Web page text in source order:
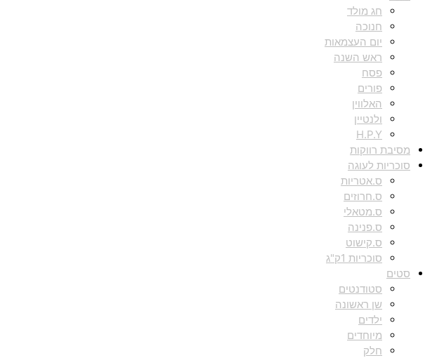
חג מולד
חנוכה
יום העצמאות
ראש השנה
פסח
פורים
האלווין
ולנטיין
H.P.Y
מסיבת רווקות
סוכריות לעוגה
ס.אטריות
ס.חרוזים
ס.מטאלי
ס.פנינה
ס.קישוט
סוכריות 1ק"ג
סטים
סטודנטים
שן ראשונה
ילדים
מיוחדים
חלק